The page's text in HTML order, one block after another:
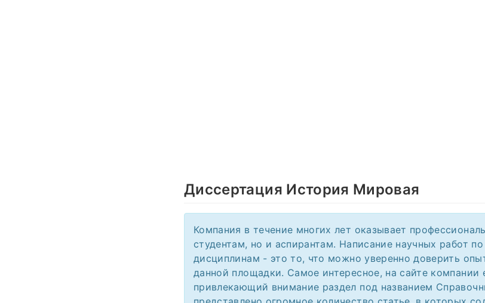
Диссертация История Мировая
Компания в течение многих лет оказывает
студентам, но и аспирантам. Написание научных работ
дисциплинам - это то, что можно уверенно доверить
данной площадки. Самое интересное, на сайте компании
привлекающий внимание раздел под названием